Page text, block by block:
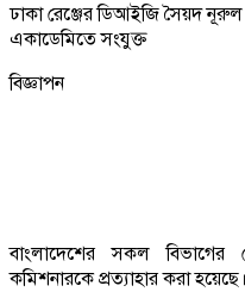
ঢাকা রেঞ্জের ডিআইজি সৈয়দ
একাডেমিতে সংযুক্ত
বিজ্ঞাপন
বাংলাদেশের সকল
কমিশনারকে প্রত্যাহার করা হয়েছে।